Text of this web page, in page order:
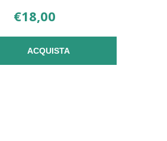
€18,00
ACQUISTA